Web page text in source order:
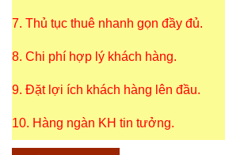
7. Thủ tục thuê nhanh gọn đầy đủ.
8. Chi phí hợp lý khách hàng.
9. Đặt lợi ích khách hàng lên đầu.
10. Hàng ngàn KH tin tưởng.